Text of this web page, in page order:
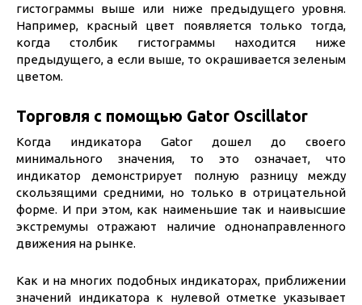
гистограммы выше или ниже предыдущего уровня.
Например, красный цвет появляется только тогда,
когда столбик гистограммы находится ниже
предыдущего, а если выше, то окрашивается зеленым
цветом.
Торговля с помощью Gator Oscillator
Когда индикатора Gator дошел до своего
минимального значения, то это означает, что
индикатор демонстрирует полную разницу между
скользящими средними, но только в отрицательной
форме. И при этом, как наименьшие так и наивысшие
экстремумы отражают наличие однонаправленного
движения на рынке.
Как и на многих подобных индикаторах, приближении
значений индикатора к нулевой отметке указывает